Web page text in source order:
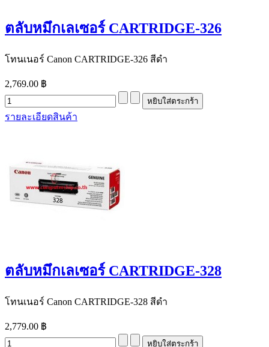
ตลับหมึกเลเซอร์ CARTRIDGE-326
โทนเนอร์ Canon CARTRIDGE-326 สีดำ
2,769.00 ฿
รายละเอียดสินค้า
ตลับหมึกเลเซอร์ CARTRIDGE-328
โทนเนอร์ Canon CARTRIDGE-328 สีดำ
2,779.00 ฿